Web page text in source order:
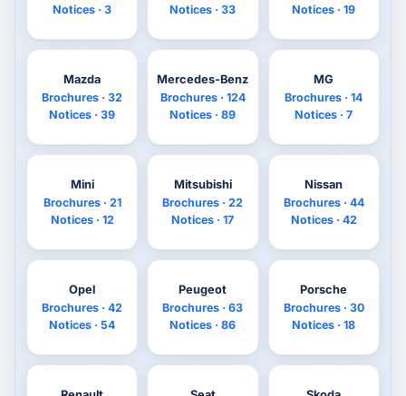
Notices · 3
Notices · 33
Notices · 19
Mazda
Brochures · 32
Notices · 39
Mercedes-Benz
Brochures · 124
Notices · 89
MG
Brochures · 14
Notices · 7
Mini
Brochures · 21
Notices · 12
Mitsubishi
Brochures · 22
Notices · 17
Nissan
Brochures · 44
Notices · 42
Opel
Brochures · 42
Notices · 54
Peugeot
Brochures · 63
Notices · 86
Porsche
Brochures · 30
Notices · 18